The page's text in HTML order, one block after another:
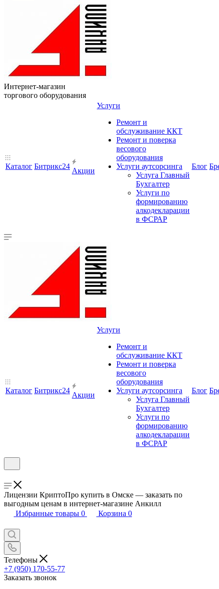
Интернет-магазин
торгового оборудования
Каталог Битрикс24
Акции
Услуги
Ремонт и
обслуживание ККТ
Ремонт и поверка
весового
оборудования
Услуги аутсорсинга
Услуга Главный
Бухгалтер
Услуги по
формированию
алкодекларации
в ФСРАР
Блог
Каталог Битрикс24
Акции
Услуги
Ремонт и
обслуживание ККТ
Ремонт и поверка
весового
оборудования
Услуги аутсорсинга
Услуга Главный
Бухгалтер
Услуги по
формированию
алкодекларации
в ФСРАР
Блог
Лицензии КриптоПро купить в Омске — заказать по
выгодным ценам в интернет-магазине Анкилл
Избранные товары 0 Корзина 0
Телефоны
+7 (950) 170-55-77
Заказать звонок